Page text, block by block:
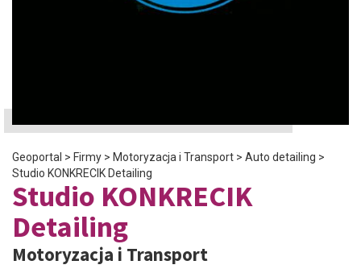
Geoportal > Firmy > Motoryzacja i Transport > Auto detailing >
Studio KONKRECIK Detailing
Studio KONKRECIK
Detailing
Motoryzacja i Transport